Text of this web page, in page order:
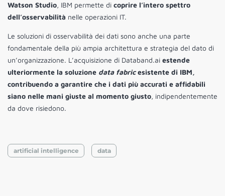
Watson Studio, IBM permette di coprire l’intero spettro
dell’osservabilità nelle operazioni IT.
Le soluzioni di osservabilità dei dati sono anche una parte
fondamentale della più ampia architettura e strategia del dato di
un’organizzazione. L’acquisizione di Databand.ai estende
ulteriormente la soluzione data fabricesistente di IBM,
contribuendo a garantire che i dati più accurati e affidabili
siano nelle mani giuste al momento giusto, indipendentemente
da dove risiedono.
artificial intelligence data